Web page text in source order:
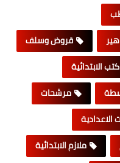
قروض وسلف
كتب الابتدائية
مرشحات
ملازم الابتدائية